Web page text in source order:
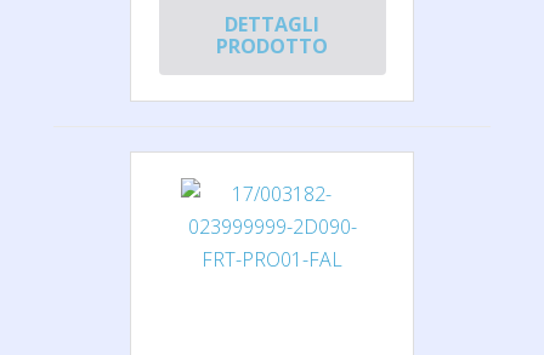
DETTAGLI
PRODOTTO